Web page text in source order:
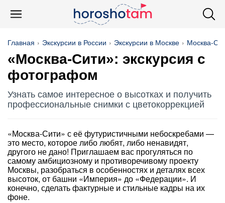
Главная Экскурсии в России Экскурсии в Москве Москва-
«Москва-Сити»: экскурсия с
фотографом
Узнать самое интересное о высотках и получить
профессиональные снимки с цветокоррекцией
«Москва-Сити» с её футуристичными небоскребами —
это место, которое либо любят, либо ненавидят,
другого не дано! Приглашаем вас прогуляться по
самому амбициозному и противоречивому проекту
Москвы, разобраться в особенностях и деталях всех
высоток, от башни «Империя» до «Федерации». И
конечно, сделать фактурные и стильные кадры на их
фоне.